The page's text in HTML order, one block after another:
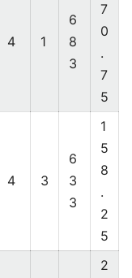
4 1
6
8
3
7
0
.
7
5
4 3
6
3
3
1
5
8
.
2
5
2